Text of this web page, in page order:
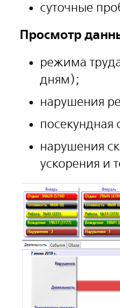
суточные
Просмотр
режима
дням);
нарушения
посекундная
нарушения
ускорения и